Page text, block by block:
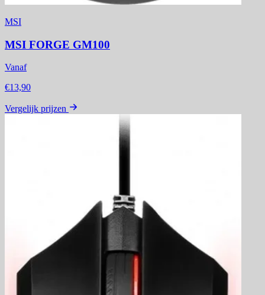
MSI
MSI FORGE GM100
Vanaf
€13,90
Vergelijk prijzen